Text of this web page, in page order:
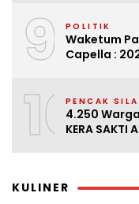
9 POLITIK
Waketum
Capella :
10PENCAK
4.250
KERA SAKTI
KULINER